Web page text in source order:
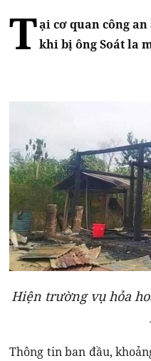
Tại cơ quan công
khi bị ông Soát la
Hiện trường vụ hỏa
Thông tin ban đầu,